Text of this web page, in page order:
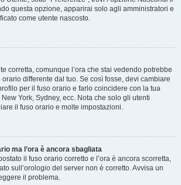
questa opzione, apparirai solo agli amministratori e
come utente nascosto.
corretta, comunque l’ora che stai vedendo potrebbe
differente dal tuo. Se così fosse, devi cambiare
per il fuso orario e farlo coincidere con la tua
York, Sydney, ecc. Nota che solo gli utenti
il fuso orario e molte impostazioni.
ma l’ora è ancora sbagliata
il fuso orario corretto e l’ora è ancora scorretta,
sull’orologio del server non è corretto. Avvisa un
il problema.